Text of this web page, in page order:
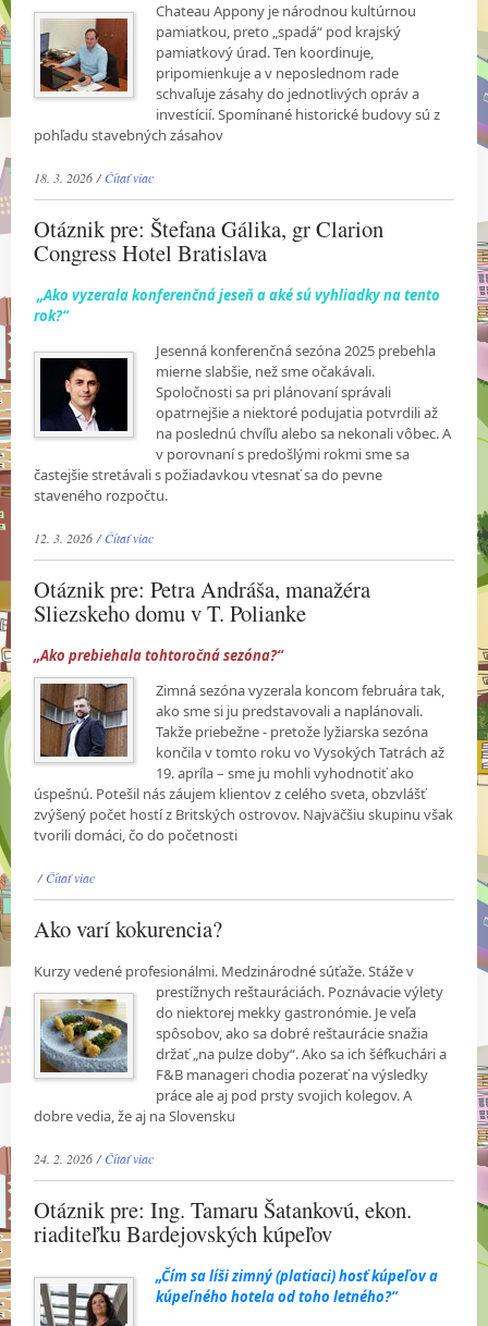
Chateau Appony je národnou kultúrnou
pamiatkou, preto „spadá“ pod krajský
pamiatkový úrad. Ten koordinuje,
pripomienkuje a v neposlednom rade
schvaľuje zásahy do jednotlivých opráv a
investícií. Spomínané historické budovy sú z
pohľadu stavebných zásahov
18. 3. 2026 /Čítať viac
Otáznik pre: Štefana Gálika, gr Clarion
Congress Hotel Bratislava
„Ako vyzerala konferenčná jeseň a aké sú vyhliadky na tento
rok?“
Jesenná konferenčná sezóna 2025 prebehla
mierne slabšie, než sme očakávali.
Spoločnosti sa pri plánovaní správali
opatrnejšie a niektoré podujatia potvrdili až
na poslednú chvíľu alebo sa nekonali vôbec. A
v porovnaní s predošlými rokmi sme sa
častejšie stretávali s požiadavkou vtesnať sa do pevne
staveného rozpočtu.
12. 3. 2026 /Čítať viac
Otáznik pre: Petra Andráša, manažéra
Sliezskeho domu v T. Polianke
„Ako prebiehala tohtoročná sezóna?“
Zimná sezóna vyzerala koncom februára tak,
ako sme si ju predstavovali a naplánovali.
Takže priebežne - pretože lyžiarska sezóna
končila v tomto roku vo Vysokých Tatrách až
19. apríla – sme ju mohli vyhodnotiť ako
úspešnú. Potešil nás záujem klientov z celého sveta, obzvlášť
zvýšený počet hostí z Britských ostrovov. Najväčšiu skupinu však
tvorili domáci, čo do početnosti
/Čítať viac
Ako varí kokurencia?
Kurzy vedené profesionálmi. Medzinárodné súťaže. Stáže v
prestížnych reštauráciách. Poznávacie výlety
do niektorej mekky gastronómie. Je veľa
spôsobov, ako sa dobré reštaurácie snažia
držať „na pulze doby“. Ako sa ich šéfkuchári a
F&B manageri chodia pozerať na výsledky
práce ale aj pod prsty svojich kolegov. A
dobre vedia, že aj na Slovensku
24. 2. 2026 /Čítať viac
Otáznik pre: Ing. Tamaru Šatankovú, ekon.
riaditeľku Bardejovských kúpeľov
„Čím sa líši zimný (platiaci) hosť kúpeľov a
kúpeľného hotela od toho letného?“